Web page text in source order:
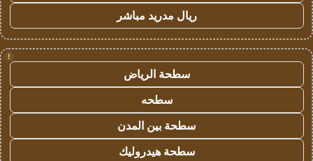
ريال مدريد مباشر
!
سطحة الرياض
سطحه
سطحة بين المدن
سطحة هيدروليك